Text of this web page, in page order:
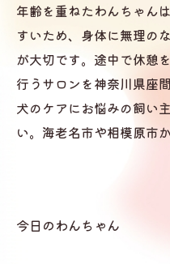
年齢を重ねたわんちゃん
すいため、身体に無理の
が大切です。途中で休憩
行うサロンを神奈川県座
犬のケアにお悩みの飼い
い。海老名市や相模原市
今日のわんちゃん